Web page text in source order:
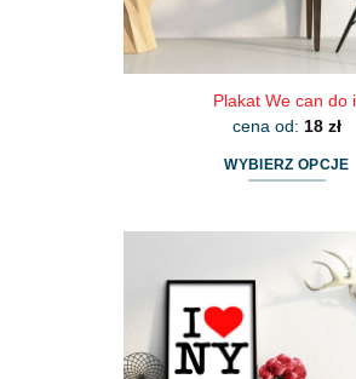
Plakat We can do
cena od: 18 zł
WYBIERZ OPCJE
wiele
można